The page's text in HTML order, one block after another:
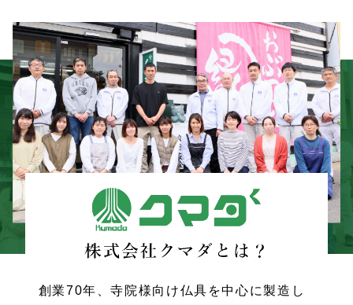
創業70年、寺院様向け仏具を中心に製造し